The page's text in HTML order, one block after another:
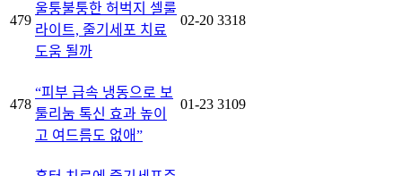
479
울퉁불퉁한 허벅지 셀룰
라이트, 줄기세포 치료
도움 될까
02-20 3318
478
“피부 급속 냉동으로 보
툴리눔 톡신 효과 높이
고 여드름도 없애”
01-23 3109